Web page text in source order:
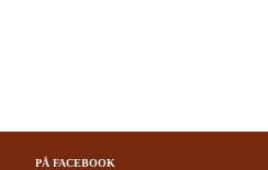
PÅ FACEBOOK